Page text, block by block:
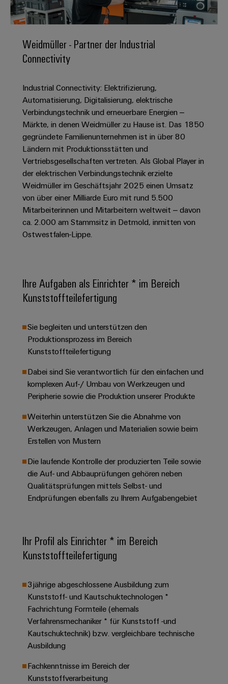
erlebbar
werden.
Lösungen
und
Produkte
Rechenzentren
–
effizient,
zuverlässig,
skalierbar
Energiespeicher
Lösungen
und
Produkte
für
Energiespeichersysteme
(ESS)
Energieübertragung
und
und
Sicherheit
für
Energienetze
Gebäudeinfrastruktur
Lösungen
die
spezifischen
Anforderungen
der
Gebäudeinfrastruktur
Gerätehersteller
Verbindungslösungen
für
Geräte
Konventionelle
für
bewährte
Energieerzeugung
Lösungen
für
verschiedene
Segmente
der
Maschinen
und
Öl
Anschlusstechnologie
Microgrids
OS
Edge
Computing
Industrial
5G
Single
Pair
Ethernet
Schaltschrank-
Feldverdrahtung
Smart
Building
Smart
Weidmüller
Configurator
Workplace
Solutions
Systeme
und
Lösungen
Energiemanagement-
Lösungen
IIoT
&
Automation
Software
Industrial
Industrial
Leiterplattenklemmen
und
-
Kabeleinführungssysteme
und
-
komponenten
Anschlussleitungen,
Patchkabel
und
Kabel
SPS
Systemverkabelung
&
Verteilerboxen
Elektronik
Koppelrelais
&
Halbleiterrelais
Trennverstärker
und
Messumformer
Elektronikgehäuse
Blitz-
PV
Generatoranschlusskasten
Automatisierung
&
Software
Steuerungen
Fast
Service
Beratung
und
digitale
Planung
easyConnect
-
Ihre
Industrial
Service
Platform
Connectivity
Engineering
Weidmüller
PCB
Connector
Akkreditiertes
Labor
Support
Technischer
Support
Umweltbezogene
Daten
Technische
Reparatur
und
Ersatzteile
Trainings
Webinare
Vertrieb uns
Info
für
unsere
Partner
Vertrieb
Großhandelssuche
News
Messen
Webshop
Preisliste
Kataloganforderung
Unternehmen
Weidmüller
und
Fakten
Unser
Vorstand
Nachhaltigkeit
Weidmüller
Academy
People
&
Culture
Compliance
Weidmüller
Orange
Mag
|
Länder
Informationen
und
Zertifikate
Presse
Unternehmensmeldungen
Fachpressemeldungen
Pressekontakt
Unsere
Partner
and
Automation
Partner
Netzwerk
IIoT
and
Automation
Karriere
Stellen
für
Berufserfahrene
Studierende
Werkstudententätigkeiten
Praktika
Abschlussarbeiten
Neuanfang
für
Studienabbrecher
Offene
Stellen
Für
und
Schüler
Duales
Studium
Schülerpraktika
Erfolgreiche
Offene
Ausbildungs-
und
Veranstaltungen
Termine
Workshops
für
Schulklassen
Weidmüller - Partner der Industrial
Connectivity
Industrial Connectivity: Elektrifizierung,
Automatisierung, Digitalisierung, elektrische
Verbindungstechnik und erneuerbare Energien –
Märkte, in denen Weidmüller zu Hause ist. Das 1850
gegründete Familienunternehmen ist in über 80
Ländern mit Produktionsstätten und
Vertriebsgesellschaften vertreten. Als Global Player in
der elektrischen Verbindungstechnik erzielte
Weidmüller im Geschäftsjahr 2025 einen Umsatz
von über einer Milliarde Euro mit rund 5.500
Mitarbeiterinnen und Mitarbeitern weltweit – davon
ca. 2.000 am Stammsitz in Detmold, inmitten von
Ostwestfalen-Lippe.
Ihre Aufgaben als Einrichter * im Bereich
Kunststoffteilefertigung
Sie begleiten und unterstützen den
Produktionsprozess im Bereich
Kunststoffteilefertigung
Dabei sind Sie verantwortlich für den einfachen und
komplexen Auf-/ Umbau von Werkzeugen und
Peripherie sowie die Produktion unserer Produkte
Weiterhin unterstützen Sie die Abnahme von
Werkzeugen, Anlagen und Materialien sowie beim
Erstellen von Mustern
Die laufende Kontrolle der produzierten Teile sowie
die Auf- und Abbauprüfungen gehören neben
Qualitätsprüfungen mittels Selbst- und
Endprüfungen ebenfalls zu Ihrem Aufgabengebiet
Ihr Profil als Einrichter * im Bereich
Kunststoffteilefertigung
3jährige abgeschlossene Ausbildung zum
Kunststoff- und Kautschuktechnologen *
Fachrichtung Formteile (ehemals
Verfahrensmechaniker * für Kunststoff -und
Kautschuktechnik) bzw. vergleichbare technische
Ausbildung
Fachkenntnisse im Bereich der
Kunststoffverarbeitung